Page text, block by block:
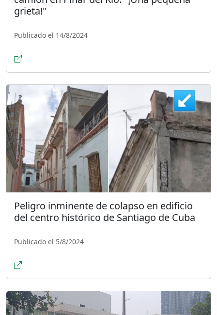
grieta!"
Publicado el 14/8/2024
Peligro inminente de colapso en edificio
del centro histórico de Santiago de Cuba
Publicado el 5/8/2024